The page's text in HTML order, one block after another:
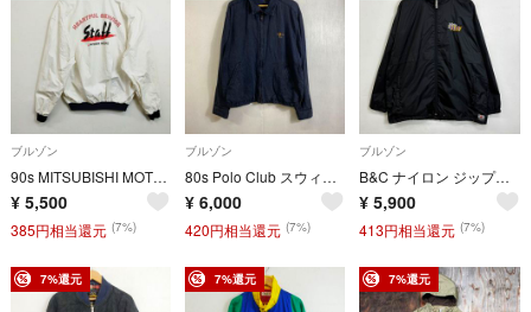
ブルゾン
90s MITSUBISHI MOTORS 三菱モーターズ スタッフ ジャケット ブルゾン バックプリント 企業物 車 古着 VINTAGE ホワイト F811
¥ 5,500
385円相当還元 (7%)
ブルゾン
80s Polo Club スウィングトップ ジップアップ ジャケット ハリントン フェード チンストラップ ノームコア ライト アウター 古着 VINTAGE ネイビー系 LL E315
¥ 6,000
420円相当還元 (7%)
ブルゾン
B&C ナイロン ジップアップ ジャケット フード付 ウィンドジャケット KW AUTOMOTIVE ロードオブザリングオマージュ パロディ ロゴ 地図 KW 企業 刺繍 ブラック L 古着 VINTAGE L カーヴェー E701
¥ 5,900
413円相当還元 (7%)
7%還元 7%還元 7%還元